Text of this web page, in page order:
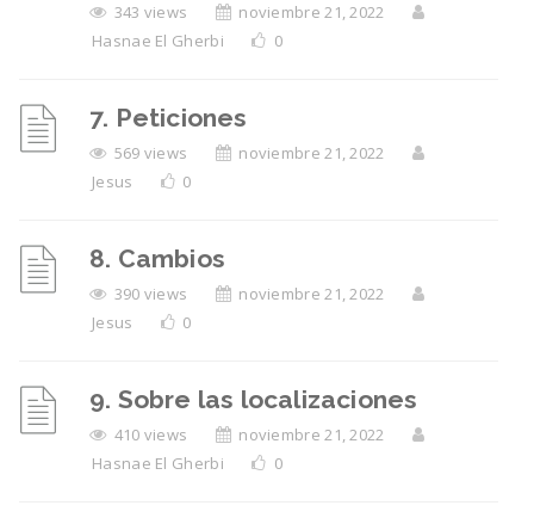
343 views
noviembre 21, 2022
Hasnae El Gherbi
0
7. Peticiones
569 views
noviembre 21, 2022
Jesus
0
8. Cambios
390 views
noviembre 21, 2022
Jesus
0
9. Sobre las localizaciones
410 views
noviembre 21, 2022
Hasnae El Gherbi
0